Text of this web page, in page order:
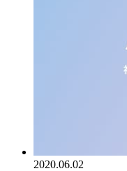
2020.06.02